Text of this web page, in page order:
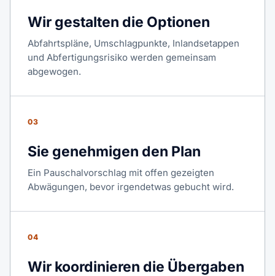
Wir gestalten die Optionen
Abfahrtspläne, Umschlagpunkte, Inlandsetappen
und Abfertigungsrisiko werden gemeinsam
abgewogen.
03
Sie genehmigen den Plan
Ein Pauschalvorschlag mit offen gezeigten
Abwägungen, bevor irgendetwas gebucht wird.
04
Wir koordinieren die Übergaben